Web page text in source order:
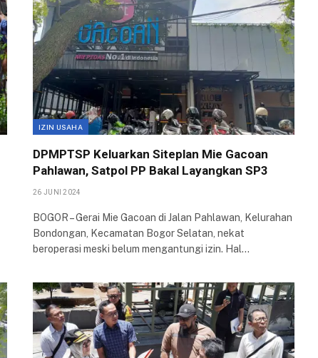
IZIN USAHA
DPMPTSP Keluarkan Siteplan Mie Gacoan
Pahlawan, Satpol PP Bakal Layangkan SP3
26 JUNI 2024
BOGOR – Gerai Mie Gacoan di Jalan Pahlawan, Kelurahan
Bondongan, Kecamatan Bogor Selatan, nekat
beroperasi meski belum mengantungi izin. Hal…